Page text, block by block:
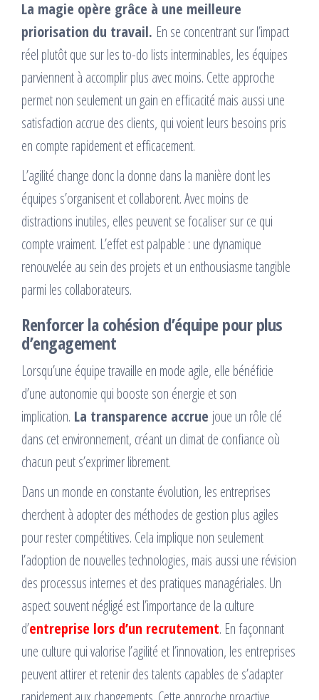
La magie opère grâce à une meilleure
priorisation du travail. En se concentrant sur l’impact
réel plutôt que sur les to-do lists interminables, les équipes
parviennent à accomplir plus avec moins. Cette approche
permet non seulement un gain en efficacité mais aussi une
satisfaction accrue des clients, qui voient leurs besoins pris
en compte rapidement et efficacement.
L’agilité change donc la donne dans la manière dont les
équipes s’organisent et collaborent. Avec moins de
distractions inutiles, elles peuvent se focaliser sur ce qui
compte vraiment. L’effet est palpable : une dynamique
renouvelée au sein des projets et un enthousiasme tangible
parmi les collaborateurs.
Renforcer la cohésion d’équipe pour plus
d’engagement
Lorsqu’une équipe travaille en mode agile, elle bénéficie
d’une autonomie qui booste son énergie et son
implication. La transparence accrue joue un rôle clé
dans cet environnement, créant un climat de confiance où
chacun peut s’exprimer librement.
Dans un monde en constante évolution, les entreprises
cherchent à adopter des méthodes de gestion plus agiles
pour rester compétitives. Cela implique non seulement
l’adoption de nouvelles technologies, mais aussi une révision
des processus internes et des pratiques managériales. Un
aspect souvent négligé est l’importance de la culture
d’entreprise lors d’un recrutement. En façonnant
une culture qui valorise l’agilité et l’innovation, les entreprises
peuvent attirer et retenir des talents capables de s’adapter